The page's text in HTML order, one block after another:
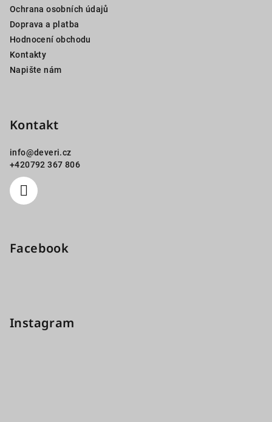
Ochrana osobních údajů
Doprava a platba
Hodnocení obchodu
Kontakty
Napište nám
Kontakt
info@deveri.cz
+420792 367 806
Facebook
Instagram